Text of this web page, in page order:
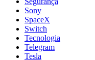
Sony
SpaceX
Switch
Tecnologia
Telegram
Tesla